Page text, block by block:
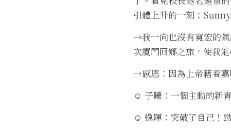
引體上升的一刻；
→我一向也沒有寬宏的
次廈門回鄉之旅，使我能
→感恩：因為上帝藉着
☺ 子曦：一個主動的新
☺ 逸暉：突破了自己 ！